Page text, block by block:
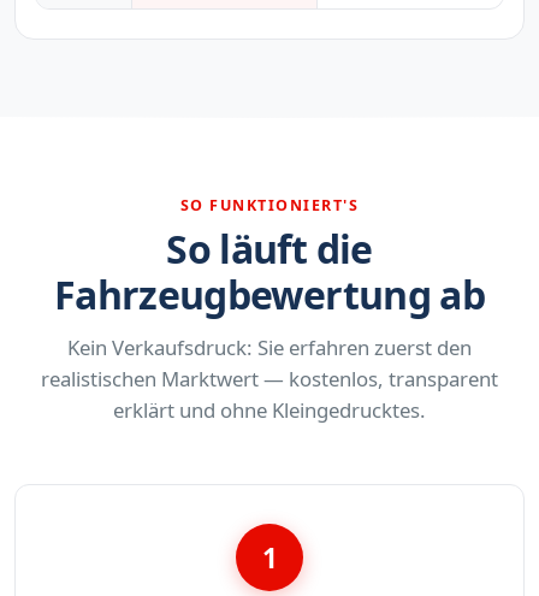
SO FUNKTIONIERT'S
So läuft die
Fahrzeugbewertung ab
Kein Verkaufsdruck: Sie erfahren zuerst den
realistischen Marktwert — kostenlos, transparent
erklärt und ohne Kleingedrucktes.
1